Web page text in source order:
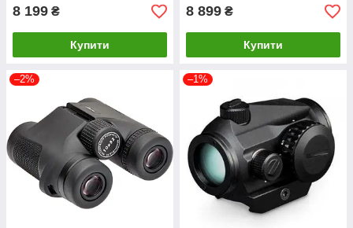
8 199 ₴
Купити
8 899 ₴
Купити
–2% –1%